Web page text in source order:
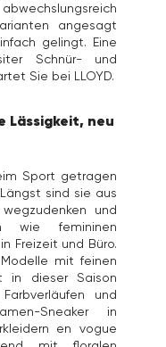
angesagt
gelingt. Eine
Schnür- und
Sie bei LLOYD.
Lässigkeit, neu
Sport getragen
sind sie aus
und
wie femininen
Freizeit und Büro.
mit feinen
in dieser Saison
und
Sneaker in
en vogue